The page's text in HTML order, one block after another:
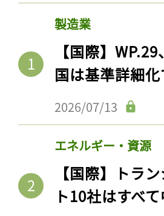
製造業
【国際】
国は基準詳細
2026/07/13
エネルギー・資源
【国際】トラ
ト10社はすべ